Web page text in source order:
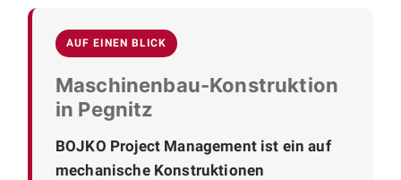
AUF EINEN BLICK
Maschinenbau-Konstruktion
in Pegnitz
BOJKO Project Management ist ein auf
mechanische Konstruktionen